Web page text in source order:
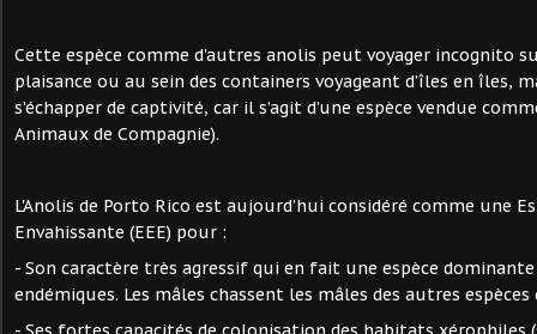
Cette espèce comme d’autres anolis peut voyager incognito
plaisance ou au sein des containers voyageant d’îles en îles,
s’échapper de captivité, car il s’agit d’une espèce vendue
Animaux de Compagnie).
L'Anolis de Porto Rico est aujourd’hui considéré comme une
Envahissante (EEE) pour :
- Son caractère très agressif qui en fait une espèce
endémiques. Les mâles chassent les mâles des autres